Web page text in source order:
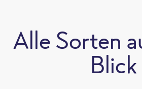
Alle Sorten
Blick